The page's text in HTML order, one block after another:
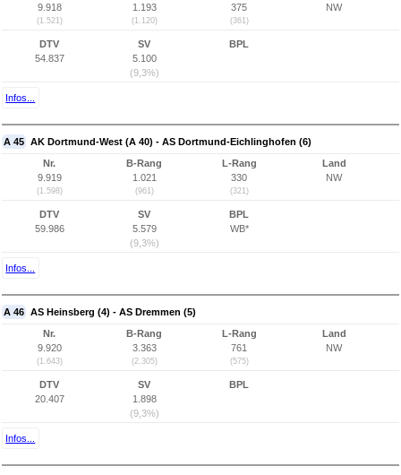
9.918
(1.521)
1.193
(1.120)
375
(361)
NW
DTV
54.837
SV
5.100
(9,3%)
BPL
Infos...
A 45 AK Dortmund-West (A 40) - AS Dortmund-Eichlinghofen (6)
Nr.
9.919
(1.598)
B-Rang
1.021
(961)
L-Rang
330
(321)
Land
NW
DTV
59.986
SV
5.579
(9,3%)
BPL
WB*
Infos...
A 46 AS Heinsberg (4) - AS Dremmen (5)
Nr.
9.920
(1.643)
B-Rang
3.363
(2.305)
L-Rang
761
(575)
Land
NW
DTV
20.407
SV
1.898
(9,3%)
BPL
Infos...